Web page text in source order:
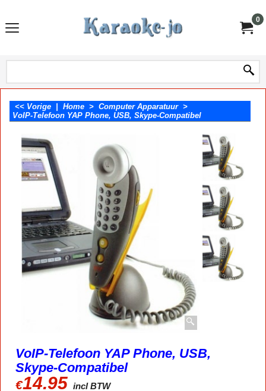
0
<< Vorige Home > Computer Apparatuur>
VoIP-Telefoon YAP Phone, USB, Skype-Compatibel
VoIP-Telefoon YAP Phone, USB,
Skype-Compatibel
€14.95 incl BTW